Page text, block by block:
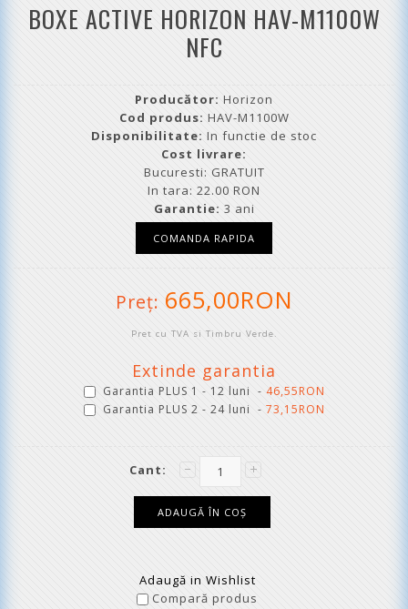
BOXE ACTIVE HORIZON HAV-M1100W
NFC
Producător: Horizon
Cod produs: HAV-M1100W
Disponibilitate: In functie de stoc
Cost livrare:
Bucuresti: GRATUIT
In tara: 22.00 RON
Garantie: 3 ani
Preţ: 665,00RON
Pret cu TVA si Timbru Verde.
Extinde garantia
Garantia PLUS 1 - 12 luni - 46,55RON
Garantia PLUS 2 - 24 luni - 73,15RON
Cant:
Adaugă in Wishlist
Compară produs